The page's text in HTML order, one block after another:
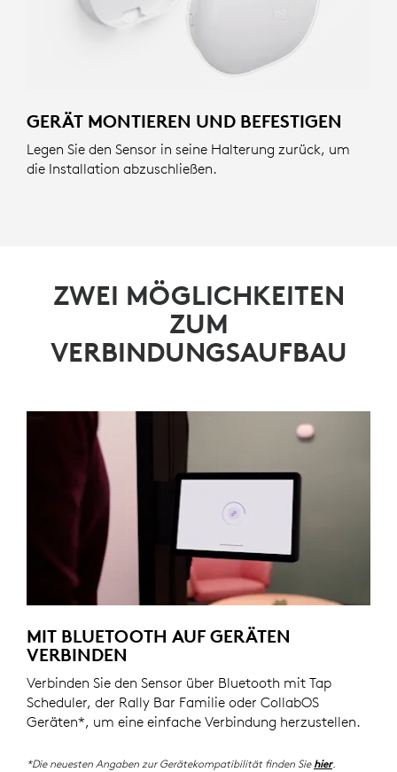
GERÄT MONTIEREN UND BEFESTIGEN
Legen Sie den Sensor in seine Halterung zurück, um
die Installation abzuschließen.
ZWEI MÖGLICHKEITEN
ZUM
VERBINDUNGSAUFBAU
MIT BLUETOOTH AUF GERÄTEN
VERBINDEN
Verbinden Sie den Sensor über Bluetooth mit Tap
Scheduler, der Rally Bar Familie oder CollabOS
Geräten*, um eine einfache Verbindung herzustellen.
*Die neuesten Angaben zur Gerätekompatibilität finden Sie hier.